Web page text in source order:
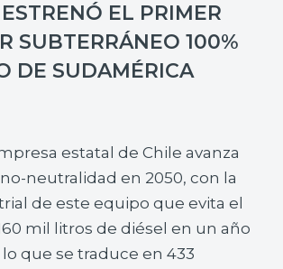
EL PRIMER
SUBTERRÁNEO 100%
DE SUDAMÉRICA
estatal de Chile avanza
neutralidad en 2050, con la
de este equipo que evita el
mil litros de diésel en un año
que se traduce en 433